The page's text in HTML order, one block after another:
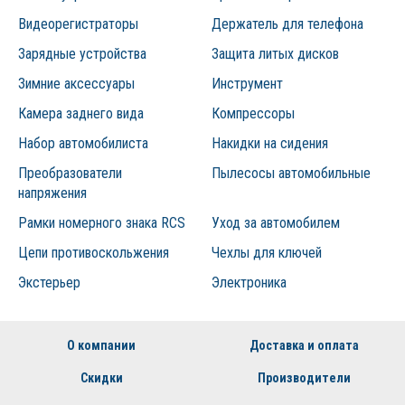
Видеорегистраторы
Держатель для телефона
Зарядные устройства
Защита литых дисков
Зимние аксессуары
Инструмент
Камера заднего вида
Компрессоры
Набор автомобилиста
Накидки на сидения
Преобразователи
напряжения
Пылесосы автомобильные
Рамки номерного знака RCS
Уход за автомобилем
Цепи противоскольжения
Чехлы для ключей
Экстерьер
Электроника
О компании Доставка и оплата
Скидки Производители